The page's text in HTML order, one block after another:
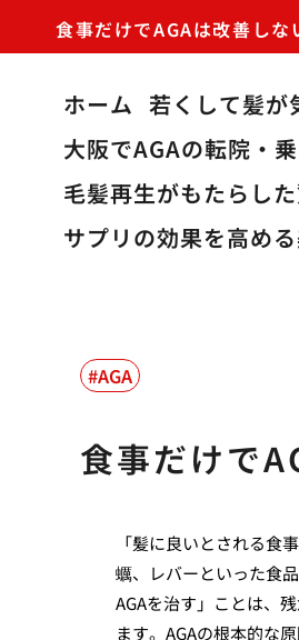
食事だけでAGAは改善し
ホーム 若くして髪が
大阪でAGAの転院・
毛髪再生がもたらし
サプリの効果を高め
AGA
食事だけで
「髪に良いとされる食
蠣、レバーといった食
AGAを治す」ことは、
ます。AGAの根本的な